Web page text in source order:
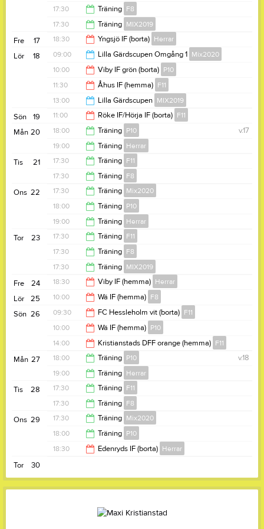
20:45
18:15
17:30 Träning F8
18:30
17:30 Träning MIX2019
18:30
17
Fre 18:30 Yngsjö IF (borta) Herrar
20:30
18
Lör 09:00 Lilla Gärdscupen Omgång 1 Mix2020
12:00
10:00 Viby IF grön (borta) P10
12:00
11:30 Åhus IF (hemma) F11
13:30
13:00 Lilla Gärdscupen MIX2019
16:00
19
Sön 11:00 Röke IF/Hörja IF (borta) F11
13:00
20
Mån v.17
18:00 Träning P10
19:30
19:00 Träning Herrar
20:30
21
Tis 17:30 Träning F11
19:00
17:30 Träning F8
18:30
22
Ons 17:30 Träning Mix2020
18:45
18:00 Träning P10
19:30
19:00 Träning Herrar
20:30
23
Tor 17:30 Träning F11
19:00
17:30 Träning F8
18:30
17:30 Träning MIX2019
18:30
24
Fre 18:30 Viby IF (hemma) Herrar
20:30
25
Lör 10:00 Wä IF (hemma) F8
12:00
26
Sön 09:30 FC Hessleholm vit (borta) F11
11:30
10:00 Wä IF (hemma) P10
12:00
14:00 Kristianstads DFF orange (hemma) F11
16:00
27
Mån v.18
18:00 Träning P10
19:30
19:00 Träning Herrar
20:30
28
Tis 17:30 Träning F11
19:00
17:30 Träning F8
18:30
29
Ons 17:30 Träning Mix2020
18:45
18:00 Träning P10
18:30 Edenryds IF (borta) Herrar
20:30
30
Tor